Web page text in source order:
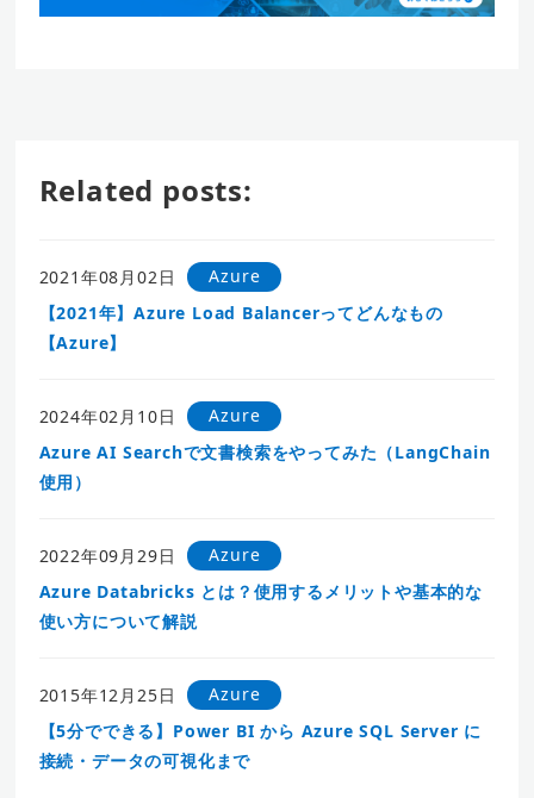
Related posts:
2021年08月02日
Azure
【2021年】Azure Load Balancerってどんなもの
【Azure】
2024年02月10日
Azure
Azure AI Searchで文書検索をやってみた（LangChain
使用）
2022年09月29日
Azure
Azure Databricks とは？使用するメリットや基本的な
使い方について解説
2015年12月25日
Azure
【5分でできる】Power BI から Azure SQL Server に
接続・データの可視化まで